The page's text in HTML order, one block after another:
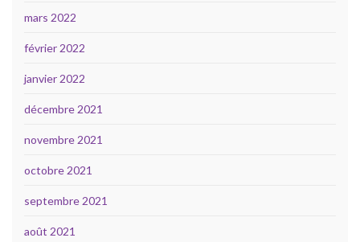
mars 2022
février 2022
janvier 2022
décembre 2021
novembre 2021
octobre 2021
septembre 2021
août 2021